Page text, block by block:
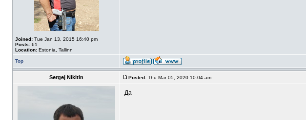
Joined: Tue Jan 13, 2015 16:40 pm
Posts: 61
Location: Estonia, Tallinn
Top
Sergej Nikitin Posted: Thu Mar 05, 2020 10:04 am
Да